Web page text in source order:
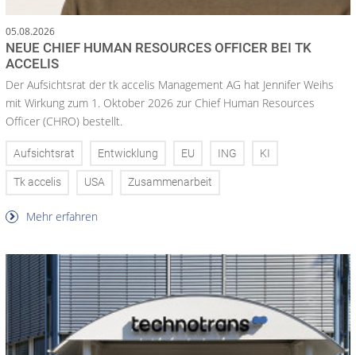
05.08.2026
NEUE CHIEF HUMAN RESOURCES OFFICER BEI TK
ACCELIS
Der Aufsichtsrat der tk accelis Management AG hat Jennifer Weihs
mit Wirkung zum 1. Oktober 2026 zur Chief Human Resources
Officer (CHRO) bestellt.
Aufsichtsrat Entwicklung EU ING KI
Tk accelis USA Zusammenarbeit
Mehr erfahren